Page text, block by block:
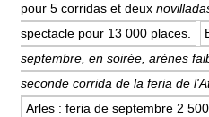
pour 5 corridas et deux
spectacle pour 13 000 places.
septembre, en soirée, arènes
seconde corrida de la feria de
Arles : feria de septembre 2